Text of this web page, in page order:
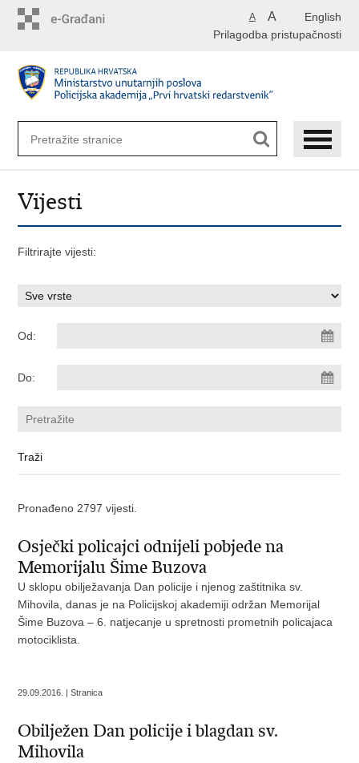
English
A A
Prilagodba pristupačnosti
Vijesti
Filtrirajte vijesti:
Od:
Do:
Pronađeno 2797 vijesti.
Osječki policajci odnijeli pobjede na
Memorijalu Šime Buzova
U sklopu obilježavanja Dan policije i njenog zaštitnika sv.
Mihovila, danas je na Policijskoj akademiji održan Memorijal
Šime Buzova – 6. natjecanje u spretnosti prometnih policajaca
motociklista.
29.09.2016. | Stranica
Obilježen Dan policije i blagdan sv.
Mihovila